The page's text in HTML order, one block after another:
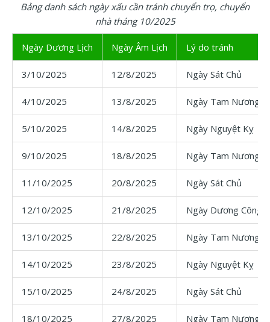
Bảng danh sách ngày xấu cần tránh chuyển trọ, chuyển
nhà tháng 10/2025
Ngày Dương Lịch Ngày Âm Lịch Lý do tránh
3/10/2025 12/8/2025 Ngày Sát Chủ
4/10/2025 13/8/2025 Ngày Tam Nương
5/10/2025 14/8/2025 Ngày Nguyệt Kỵ
9/10/2025 18/8/2025 Ngày Tam Nương
11/10/2025 20/8/2025 Ngày Sát Chủ
12/10/2025 21/8/2025 Ngày Dương Công
13/10/2025 22/8/2025 Ngày Tam Nương
14/10/2025 23/8/2025 Ngày Nguyệt Kỵ
15/10/2025 24/8/2025 Ngày Sát Chủ
18/10/2025 27/8/2025 Ngày Tam Nương